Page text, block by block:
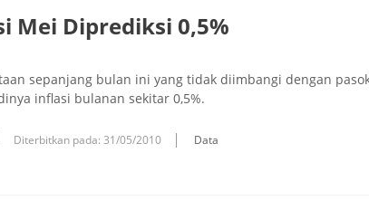
Mei Diprediksi 0,5%
sepanjang bulan ini yang tidak diimbangi dengan
inflasi bulanan sekitar 0,5%.
Diterbitkan pada: 31/05/2010 Data